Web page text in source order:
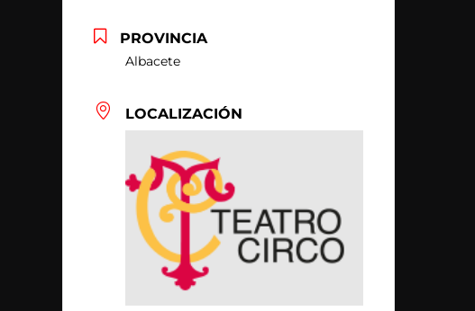
PROVINCIA
Albacete
LOCALIZACIÓN